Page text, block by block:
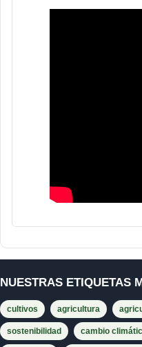
NUESTRAS ETIQUETAS
cultivos agricultura
sostenibilidad cambio